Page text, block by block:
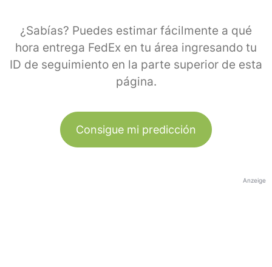
¿Sabías? Puedes estimar fácilmente a qué
hora entrega FedEx en tu área ingresando tu
ID de seguimiento en la parte superior de esta
página.
Consigue mi predicción
Anzeige